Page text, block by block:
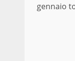
gennaio